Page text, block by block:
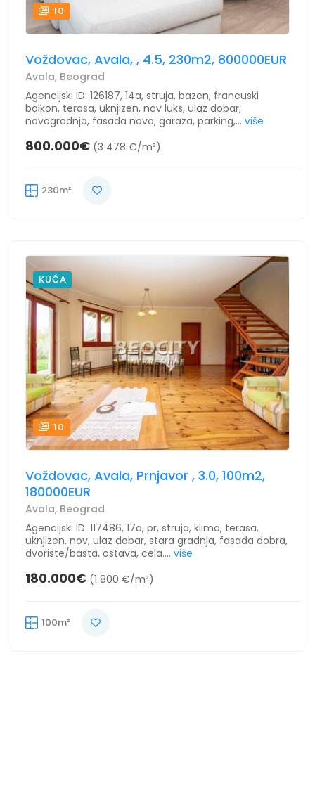
10
Voždovac, Avala, , 4.5, 230m2, 800000EUR
Avala, Beograd
Agencijski ID: 126187, 14a, struja, bazen, francuski
balkon, terasa, uknjizen, nov luks, ulaz dobar,
novogradnja, fasada nova, garaza, parking,... više
800.000€ (3 478 €/m²)
230m²
KUĆA
10
Voždovac, Avala, Prnjavor , 3.0, 100m2,
180000EUR
Avala, Beograd
Agencijski ID: 117486, 17a, pr, struja, klima, terasa,
uknjizen, nov, ulaz dobar, stara gradnja, fasada dobra,
dvoriste/basta, ostava, cela.... više
180.000€ (1 800 €/m²)
100m²